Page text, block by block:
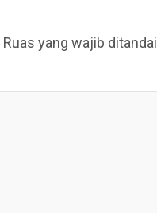
Ruas yang wajib ditandai